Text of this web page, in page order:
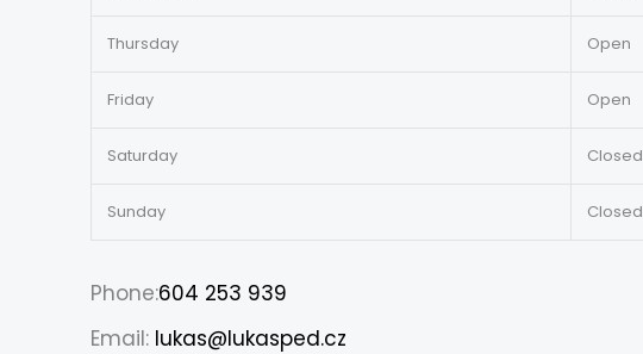
Thursday Open
Friday Open
Saturday Closed
Sunday Closed
Phone:604 253 939
Email: lukas@lukasped.cz